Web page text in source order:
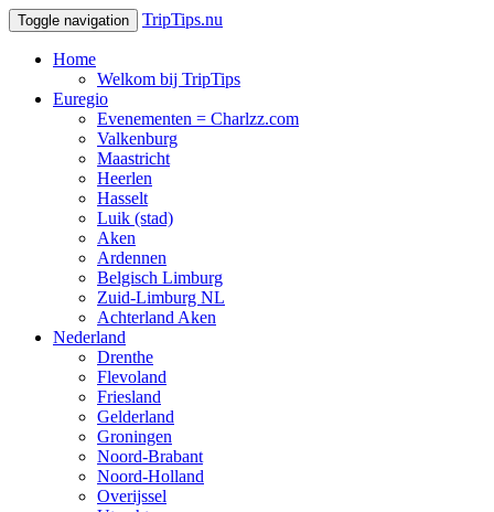
Toggle navigation TripTips.nu
Home
Welkom bij TripTips
Euregio
Evenementen = Charlzz.com
Valkenburg
Maastricht
Heerlen
Hasselt
Luik (stad)
Aken
Ardennen
Belgisch Limburg
Zuid-Limburg NL
Achterland Aken
Nederland
Drenthe
Flevoland
Friesland
Gelderland
Groningen
Noord-Brabant
Noord-Holland
Overijssel